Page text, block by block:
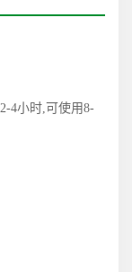
2-4小时, 可使用8-